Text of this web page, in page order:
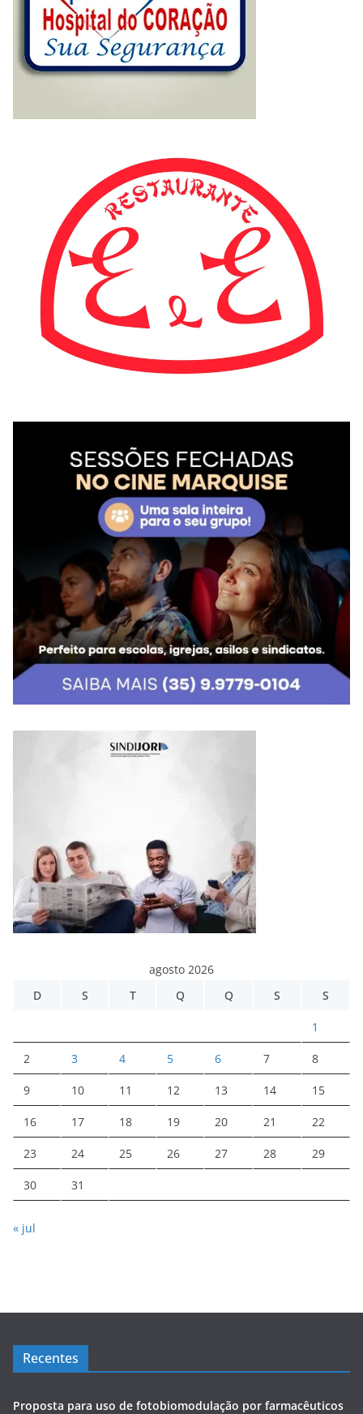
agosto 2026
D
S T Q Q S S
1
2 3 4 5 6 7 8
9 10 11 12 13 14 15
16 17 18 19 20 21 22
23 24 25 26 27 28 29
30 31
« jul
Recentes
Proposta para uso de fotobiomodulação por farmacêuticos